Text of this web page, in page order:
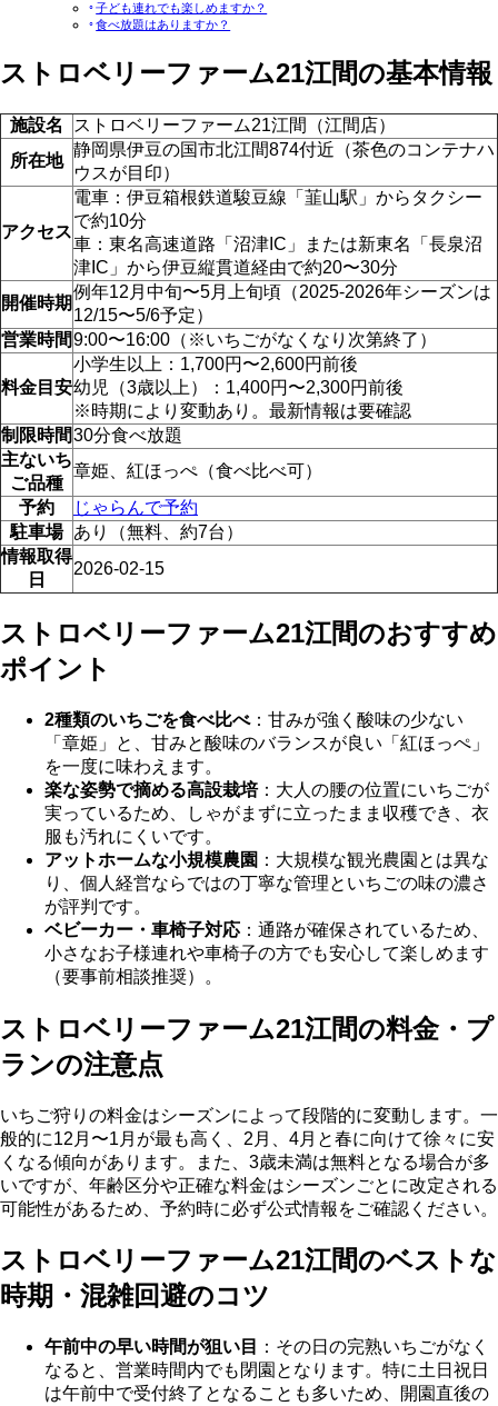
子ども連れでも楽しめますか？
食べ放題はありますか？
ストロベリーファーム21江間の基本情報
施設名
ストロベリーファーム21江間（江間店）
所在地
静岡県伊豆の国市北江間874付近（茶色のコンテナハ
ウスが目印）
アクセス
電車：伊豆箱根鉄道駿豆線「韮山駅」からタクシー
で約10分
車：東名高速道路「沼津IC」または新東名「長泉沼
津IC」から伊豆縦貫道経由で約20〜30分
開催時期
例年12月中旬〜5月上旬頃（2025-2026年シーズンは
12/15〜5/6予定）
営業時間9:00〜16:00（※いちごがなくなり次第終了）
料金目安
小学生以上：1,700円〜2,600円前後
幼児（3歳以上）：1,400円〜2,300円前後
※時期により変動あり。最新情報は要確認
制限時間30分食べ放題
主ないち
ご品種
章姫、紅ほっぺ（食べ比べ可）
予約
じゃらんで予約
駐車場 あり（無料、約7台）
情報取得
日
2026-02-15
ストロベリーファーム21江間のおすすめ
ポイント
2種類のいちごを食べ比べ：甘みが強く酸味の少ない
「章姫」と、甘みと酸味のバランスが良い「紅ほっぺ」
を一度に味わえます。
楽な姿勢で摘める高設栽培：大人の腰の位置にいちごが
実っているため、しゃがまずに立ったまま収穫でき、衣
服も汚れにくいです。
アットホームな小規模農園 ：大規模な観光農園とは異な
り、個人経営ならではの丁寧な管理といちごの味の濃さ
が評判です。
ベビーカー・車椅子対応 ：通路が確保されているため、
小さなお子様連れや車椅子の方でも安心して楽しめます
（要事前相談推奨）。
ストロベリーファーム21江間の料金・プ
ランの注意点
いちご狩りの料金はシーズンによって段階的に変動します。一
般的に12月〜1月が最も高く、2月、4月と春に向けて徐々に安
くなる傾向があります。また、3歳未満は無料となる場合が多
いですが、年齢区分や正確な料金はシーズンごとに改定される
可能性があるため、予約時に必ず公式情報をご確認ください。
ストロベリーファーム21江間のベストな
時期・混雑回避のコツ
午前中の早い時間が狙い目
：その日の完熟いちごがなく
なると、営業時間内でも閉園となります。特に土日祝日
は午前中で受付終了となることも多いため、開園直後の